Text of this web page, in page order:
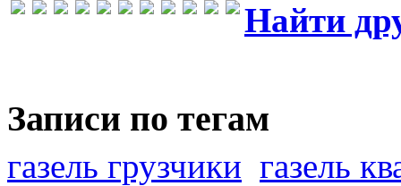
Найти
Записи по тегам
газель грузчики газель